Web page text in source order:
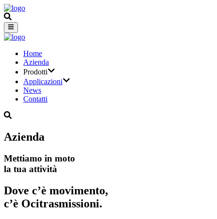
Home
Azienda
Prodotti
Applicazioni
News
Contatti
Azienda
Mettiamo in moto
la tua attività
Dove c’è movimento,
c’è Ocitrasmissioni.